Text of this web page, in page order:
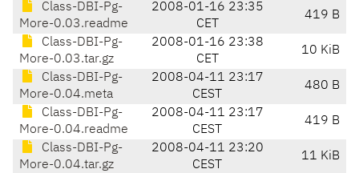
Class-DBI-Pg-
More-0.03.readme
2008-01-16 23:35
CET
419 B
Class-DBI-Pg-
More-0.03.tar.gz
2008-01-16 23:38
CET
10 KiB
Class-DBI-Pg-
More-0.04.meta
2008-04-11 23:17
CEST
480 B
Class-DBI-Pg-
More-0.04.readme
2008-04-11 23:17
CEST
419 B
Class-DBI-Pg-
More-0.04.tar.gz
2008-04-11 23:20
CEST
11 KiB